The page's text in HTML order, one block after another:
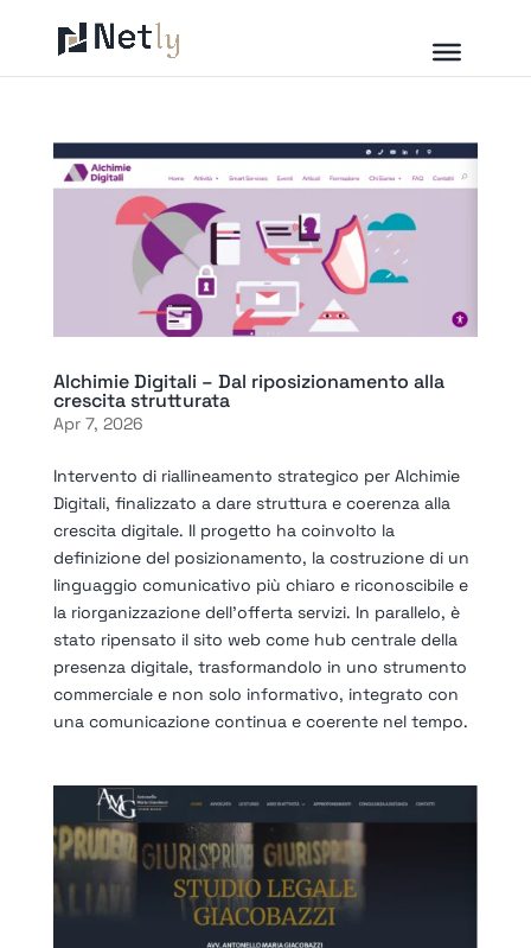
Alchimie Digitali – Dal riposizionamento alla
crescita strutturata
Apr 7, 2026
Intervento di riallineamento strategico per Alchimie
Digitali, finalizzato a dare struttura e coerenza alla
crescita digitale. Il progetto ha coinvolto la
definizione del posizionamento, la costruzione di un
linguaggio comunicativo più chiaro e riconoscibile e
la riorganizzazione dell’offerta servizi. In parallelo, è
stato ripensato il sito web come hub centrale della
presenza digitale, trasformandolo in uno strumento
commerciale e non solo informativo, integrato con
una comunicazione continua e coerente nel tempo.